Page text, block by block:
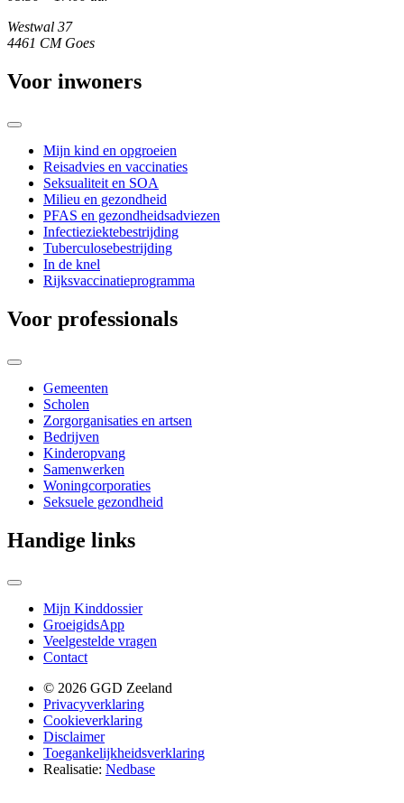
Westwal 37
4461 CM Goes
Voor inwoners
Mijn kind en opgroeien
Reisadvies en vaccinaties
Seksualiteit en SOA
Milieu en gezondheid
PFAS en gezondheidsadviezen
Infectieziektebestrijding
Tuberculosebestrijding
In de knel
Rijksvaccinatieprogramma
Voor professionals
Gemeenten
Scholen
Zorgorganisaties en artsen
Bedrijven
Kinderopvang
Samenwerken
Woningcorporaties
Seksuele gezondheid
Handige links
Mijn Kinddossier
GroeigidsApp
Veelgestelde vragen
Contact
© 2026 GGD Zeeland
Privacyverklaring
Cookieverklaring
Disclaimer
Toegankelijkheidsverklaring
Realisatie: Nedbase